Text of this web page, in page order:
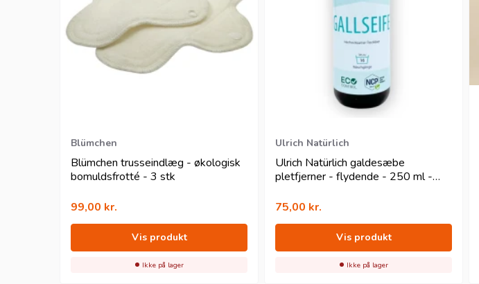
Blümchen
Blümchen trusseindlæg - økologisk
bomuldsfrotté - 3 stk
99,00 kr.
Vis produkt
Ikke på lager
Ulrich Natürlich
Ulrich Natürlich galdesæbe
pletfjerner - flydende - 250 ml -
75,00 kr.
Vis produkt
Ikke på lager